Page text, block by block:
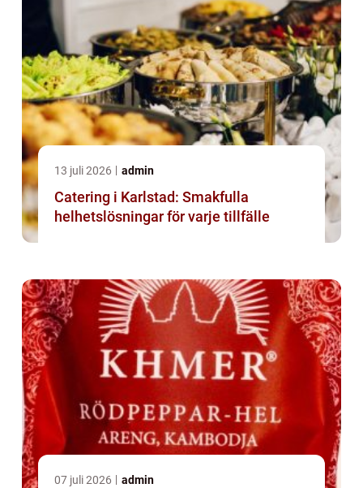
13 juli 2026 admin
Catering i Karlstad: Smakfulla
helhetslösningar för varje tillfälle
07 juli 2026 admin